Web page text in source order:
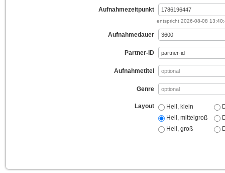
Aufnahmezeitpunkt
entspricht 2026-08-08
Aufnahmedauer
Partner-ID
Aufnahmetitel
Genre
Layout
Hell, klein
Hell, mittelgroß
Hell, groß